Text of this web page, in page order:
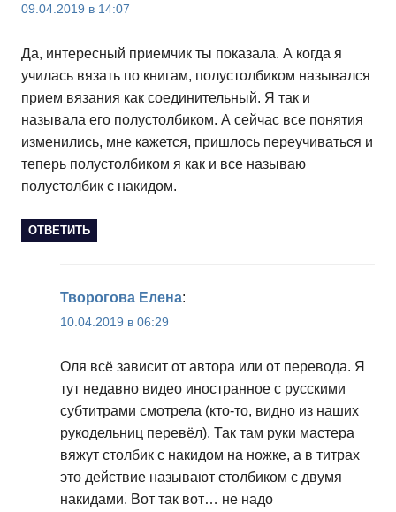
09.04.2019 в 14:07
Да, интересный приемчик ты показала. А когда я
училась вязать по книгам, полустолбиком назывался
прием вязания как соединительный. Я так и
называла его полустолбиком. А сейчас все понятия
изменились, мне кажется, пришлось переучиваться и
теперь полустолбиком я как и все называю
полустолбик с накидом.
ОТВЕТИТЬ
Творогова Елена:
10.04.2019 в 06:29
Оля всё зависит от автора или от перевода. Я
тут недавно видео иностранное с русскими
субтитрами смотрела (кто-то, видно из наших
рукодельниц перевёл). Так там руки мастера
вяжут столбик с накидом на ножке, а в титрах
это действие называют столбиком с двумя
накидами. Вот так вот… не надо